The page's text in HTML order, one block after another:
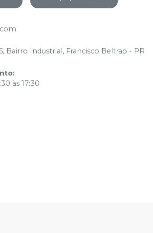
Bairro Industrial, Francisco Beltrao - PR
:
às 17:30